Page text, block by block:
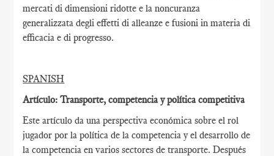
mercati di dimensioni ridotte e la noncuranza
generalizzata degli effetti di alleanze e fusioni in materia di
efficacia e di progresso.
SPANISH
Artículo: Transporte, competencia y política competitiva
Este artículo da una perspectiva económica sobre el rol
jugador por la política de la competencia y el desarrollo de
la competencia en varios sectores de transporte. Después